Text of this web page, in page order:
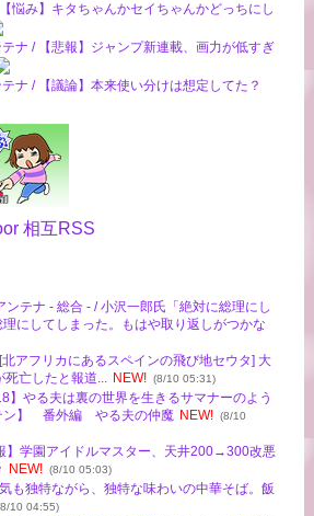
悩み】キタちゃんかセイちゃんかどっちにし
ナ / 【悲報】ジャンプ新連載、画力が低すぎ
ナ / 【議論】本来使い分けは想定してた？
相互RSS
ンテナ - 総合 - / 小沢一郎氏「絶対に総理にし
にしてしまった。もはや取り返しがつかな
アフリカにあるスペインの飛び地セウタ] 大
死亡したと報道... NEW! (8/10 05:31)
】やる夫は裏の世界を生きるサマナーのよう
ン】 番外編 やる夫の仲魔 NEW! (8/10
】学園アイドルマスター、天井200→300改悪
NEW! (8/10 05:03)
も独特ながら、独特な味わいの中華そば。飯
10 04:55)